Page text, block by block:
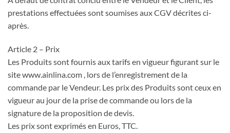
prestations effectuées sont soumises aux CGV décrites ci-
après.
Article 2 – Prix
Les Produits sont fournis aux tarifs en vigueur figurant sur le
site www.ainlina.com , lors de l’enregistrement de la
commande par le Vendeur. Les prix des Produits sont ceux en
vigueur au jour de la prise de commande ou lors de la
signature de la proposition de devis.
Les prix sont exprimés en Euros, TTC.